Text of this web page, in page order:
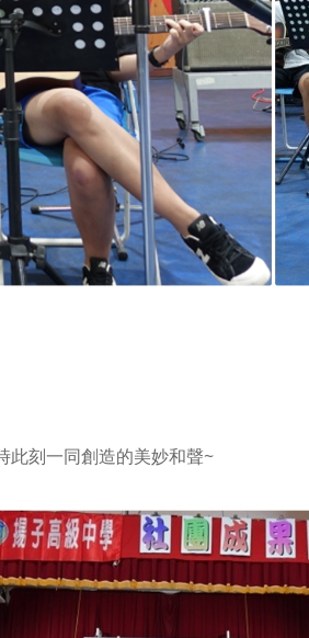
此刻一同創造的美妙和聲~